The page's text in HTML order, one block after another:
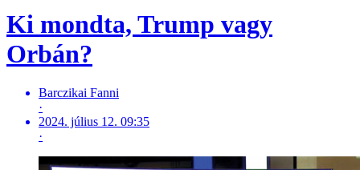
Ki mondta, Trump vagy
Orbán?
Barczikai Fanni
·
2024. július 12. 09:35
·